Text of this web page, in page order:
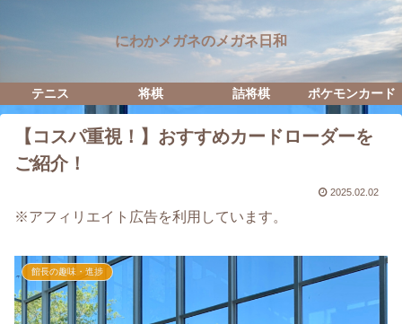
にわかメガネのメガネ日和
テニス 将棋 詰将棋 ポケモンカード
【コスパ重視！】おすすめカードローダーを
ご紹介！
2025.02.02
※アフィリエイト広告を利用しています。
館長の趣味・進捗